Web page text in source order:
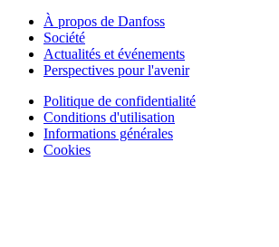
À propos de Danfoss
Société
Actualités et événements
Perspectives pour l'avenir
Politique de confidentialité
Conditions d'utilisation
Informations générales
Cookies